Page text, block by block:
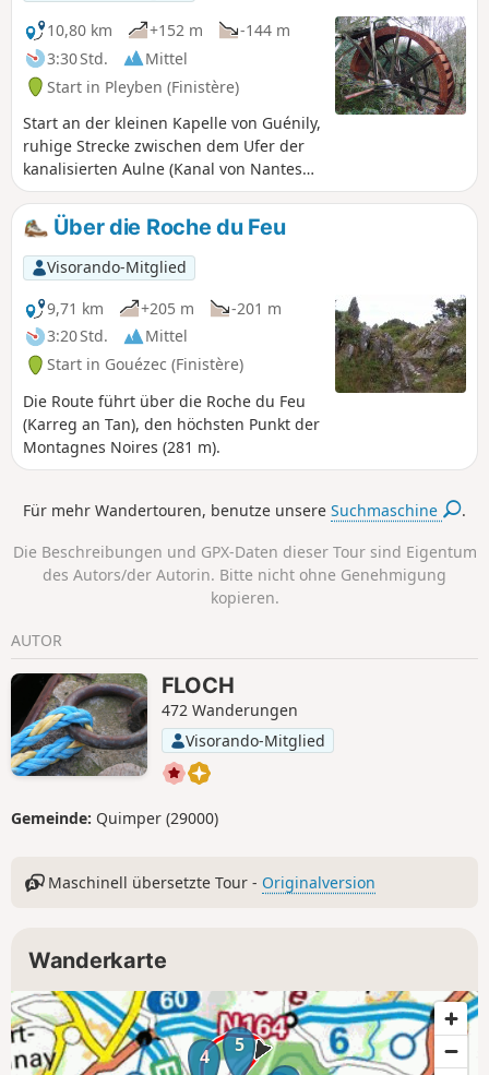
10,80 km
+152 m
-144 m
3:30 Std.
Mittel
Start in Pleyben (Finistère)
Start an der kleinen Kapelle von Guénily,
ruhige Strecke zwischen dem Ufer der
kanalisierten Aulne (Kanal von Nantes
nach Brest) und der
Landschaft.Weitreichende Ausblicke auf
die Montagnes Noires.
Über die Roche du Feu
Visorando-Mitglied
9,71 km
+205 m
-201 m
3:20 Std.
Mittel
Start in Gouézec (Finistère)
Die Route führt über die Roche du Feu
(Karreg an Tan), den höchsten Punkt der
Montagnes Noires (281 m).
Für mehr Wandertouren, benutze unsereSuchmaschine .
Die Beschreibungen und GPX-Daten dieser Tour sind Eigentum
des Autors/der Autorin. Bitte nicht ohne Genehmigung
kopieren.
AUTOR
FLOCH
472 Wanderungen
Visorando-Mitglied
Gemeinde: Quimper (29000)
Maschinell übersetzte Tour - Originalversion
Wanderkarte
4
5